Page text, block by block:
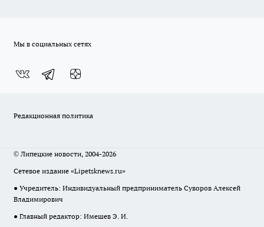
Мы в социальных сетях
Редакционная политика
© Липецкие новости, 2004-2026
Сетевое издание «Lipetsknews.ru»
● Учредитель: Индивидуальный предприниматель Суворов Алексей
Владимирович
● Главный редактор: Имешев Э. И.